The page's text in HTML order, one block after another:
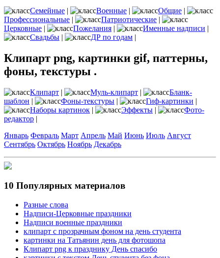
Семейные | Военные | Общие |
Профессиональные | Патриотические |
Церковные | Пожелания | Именные надписи |
Свадьбы | ДР по годам |
Клипарт png, картинки gif, паттерны,
фоны, текстуры .
Клипарт | Муль-клипарт |
Бланк-
шаблон | Фоны-текстуры | Гиф-картинки |
Наборы картинок | Эффекты |
Фото-
редактор |
Январь Февраль Март Апрель Май Июнь Июль Август
Сентябрь Октябрь Ноябрь Декабрь
10 Популярных материалов
Разные слова
Надписи-Церковные праздники
Надписи военные праздники
клипарт с прозрачным фоном на день студента
картинки на Татьянин день для фотошопа
Клипарт png к празднику День спасибо